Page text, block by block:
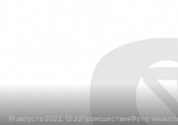
19 августа 2022, 12:22ПроисшествияФото: